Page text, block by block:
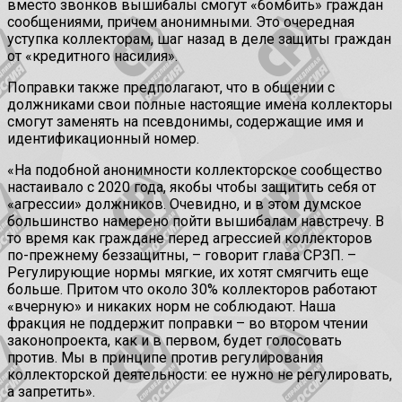
вместо звонков вышибалы смогут «бомбить» граждан
сообщениями, причем анонимными. Это очередная
уступка коллекторам, шаг назад в деле защиты граждан
от «кредитного насилия».
Поправки также предполагают, что в общении с
должниками свои полные настоящие имена коллекторы
смогут заменять на псевдонимы, содержащие имя и
идентификационный номер.
«На подобной анонимности коллекторское сообщество
настаивало с 2020 года, якобы чтобы защитить себя от
«агрессии» должников. Очевидно, и в этом думское
большинство намерено пойти вышибалам навстречу. В
то время как граждане перед агрессией коллекторов
по-прежнему беззащитны, – говорит глава СРЗП. –
Регулирующие нормы мягкие, их хотят смягчить еще
больше. Притом что около 30% коллекторов работают
«вчерную» и никаких норм не соблюдают. Наша
фракция не поддержит поправки – во втором чтении
законопроекта, как и в первом, будет голосовать
против. Мы в принципе против регулирования
коллекторской деятельности: ее нужно не регулировать,
а запретить».